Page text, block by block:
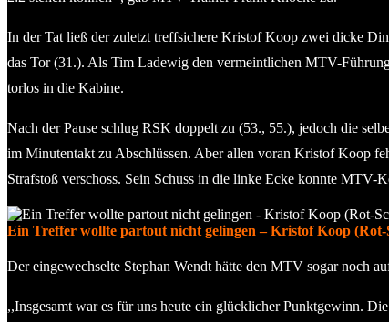
In der Tat ließ der zuletzt treffsichere Kristof Koop zwei dicke
das Tor (31.). Als Tim Ladewig den vermeintlichen MTV-
torlos in die Kabine.
Nach der Pause schlug RSK doppelt zu (53., 55.), jedoch die
im Minutentakt zu Abschlüssen. Aber allen voran Kristof Koop
Strafstoß verschoss. Sein Schuss in die linke Ecke konnte MTV-
Ein Treffer wollte partout nicht gelingen – Kristof Koop
Der eingewechselte Stephan Wendt hätte den MTV sogar noch
,,Insgesamt war es für uns heute ein glücklicher Punktgewinn.